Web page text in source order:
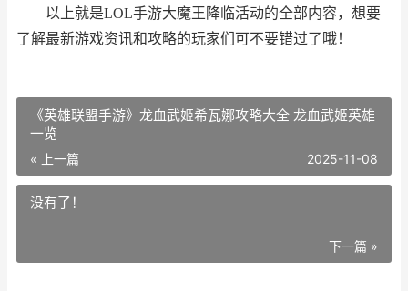
以上就是LOL手游大魔王降临活动的全部内容，想要
了解最新游戏资讯和攻略的玩家们可不要错过了哦！
《英雄联盟手游》龙血武姬希瓦娜攻略大全 龙血武姬英雄
一览
« 上一篇 2025-11-08
没有了！
下一篇 »